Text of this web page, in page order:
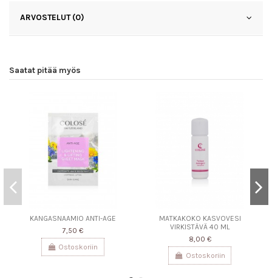
ARVOSTELUT (0)
Saatat pitää myös
KANGASNAAMIO ANTI-AGE
7,50 €
Ostoskoriin
MATKAKOKO KASVOVESI
VIRKISTÄVÄ 40 ML
8,00 €
Ostoskoriin